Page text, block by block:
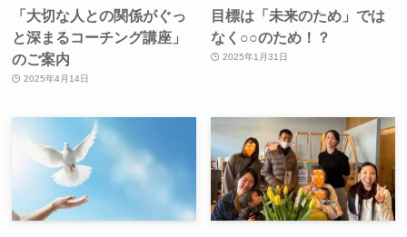
「大切な人との関係がぐっ
と深まるコーチング講座」
のご案内
2025年4月14日
目標は「未来のため」では
なく○○のため！？
2025年1月31日